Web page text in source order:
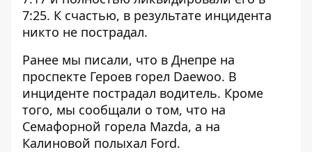
7:25. К счастью, в результате инцидента
никто не пострадал.
Ранее мы писали, что в Днепре на
проспекте Героев горел Daewoo. В
инциденте пострадал водитель. Кроме
того, мы сообщали о том, что на
Семафорной горела Mazda, а на
Калиновой полыхал Ford.